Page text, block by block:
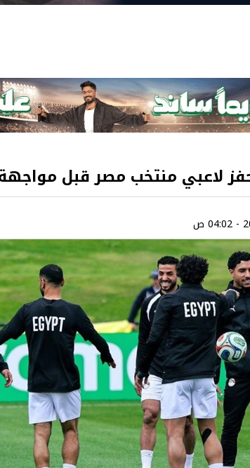
لاعبي منتخب مصر قبل مواجهة